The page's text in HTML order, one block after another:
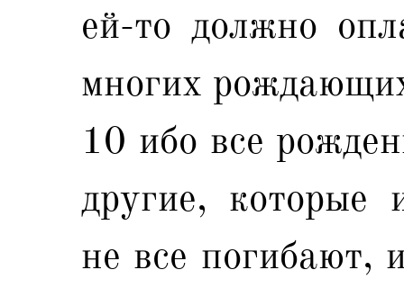
ей-то должно
многих
10 ибо все
другие, которые
не все погибают,